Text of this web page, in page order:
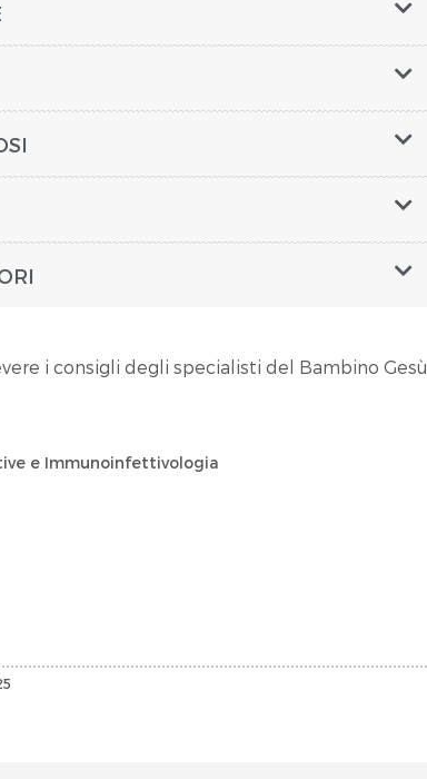
i consigli degli specialisti del Bambino Gesù.
e Immunoinfettivologia